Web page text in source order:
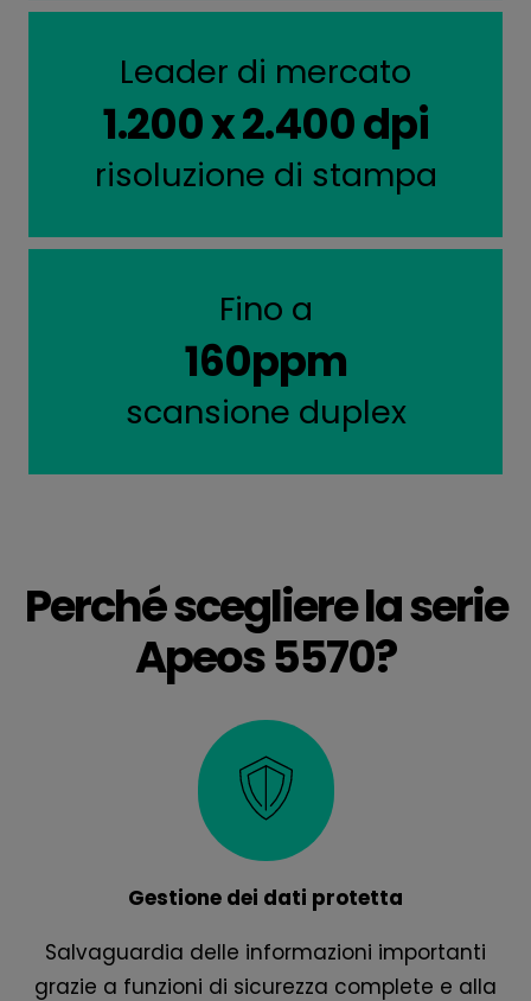
Leader di mercato
1.200 x 2.400 dpi
risoluzione di stampa
Fino a
160ppm
scansione duplex
Perché scegliere la serie
Apeos 5570?
Gestione dei dati protetta
Salvaguardia delle informazioni importanti
grazie a funzioni di sicurezza complete e alla